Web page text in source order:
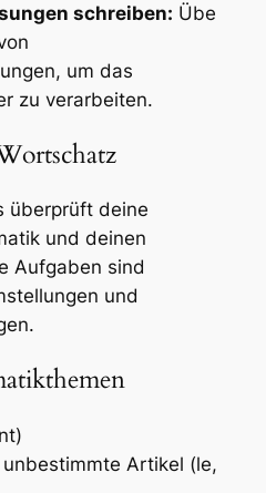
schreiben: Übe
um das
zu verarbeiten.
überprüft deine
und deinen
Aufgaben sind
und
Artikel (le,